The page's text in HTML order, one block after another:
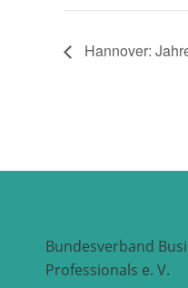
Hannover:
Bundesverband
Professionals e. V.